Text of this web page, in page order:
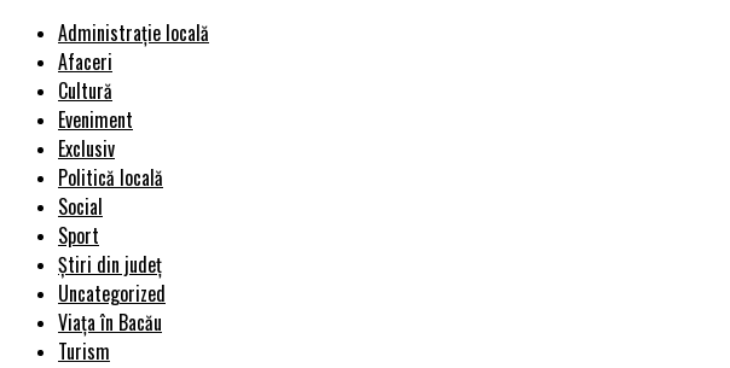
Administrație locală
Afaceri
Cultură
Eveniment
Exclusiv
Politică locală
Social
Sport
Știri din județ
Uncategorized
Viața în Bacău
Turism